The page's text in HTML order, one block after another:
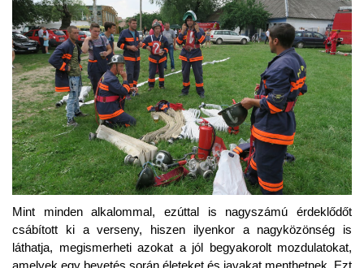
Mint minden alkalommal, ezúttal is nagyszámú érdeklődőt
csábított ki a verseny, hiszen ilyenkor a nagyközönség is
láthatja, megismerheti azokat a jól begyakorolt mozdulatokat,
amelyek egy bevetés során életeket és javakat menthetnek. Ezt